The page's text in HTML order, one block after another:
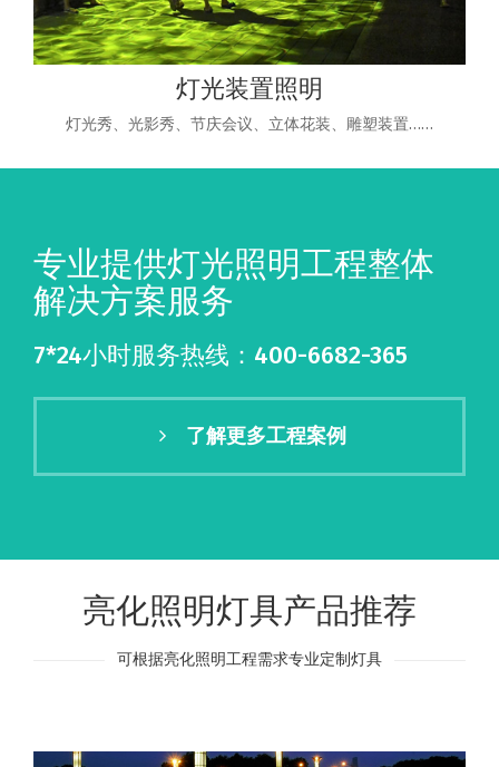
灯光装置照明
灯光秀、光影秀、节庆会议、立体花装、雕塑装置……
专业提供灯光照明工程整体
解决方案服务
7*24小时服务热线：400-6682-365
了解更多工程案例
亮化照明灯具产品推荐
可根据亮化照明工程需求专业定制灯具